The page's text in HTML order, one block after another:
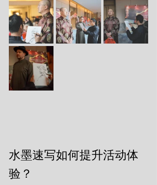
水墨速写如何提升活动体
验？